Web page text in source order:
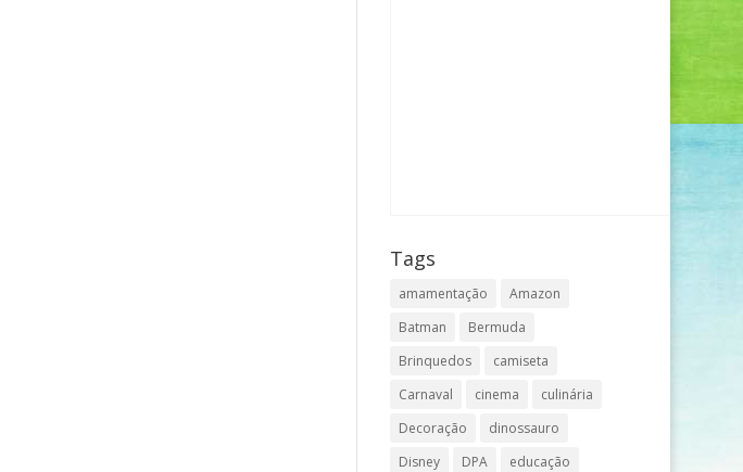
Tags
amamentação
Amazon
Batman
Bermuda
Brinquedos
camiseta
Carnaval
cinema
culinária
Decoração
dinossauro
Disney
DPA
educação